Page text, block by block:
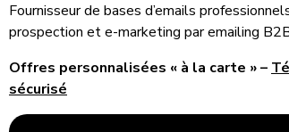
Fournisseur de bases d’emails
prospection et e-marketing par emailing
Offres personnalisées « à la carte » –
sécurisé